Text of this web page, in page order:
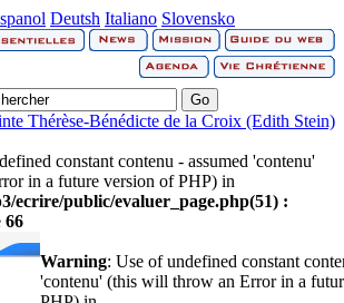
Deutsh Italiano Slovensko
Thérèse-Bénédicte de la Croix (Edith Stein)
constant contenu - assumed 'contenu'
in a future version of PHP) in
ecrire/public/evaluer_page.php(51) :
66
Warning: Use of undefined constant
'contenu' (this will throw an Error in a